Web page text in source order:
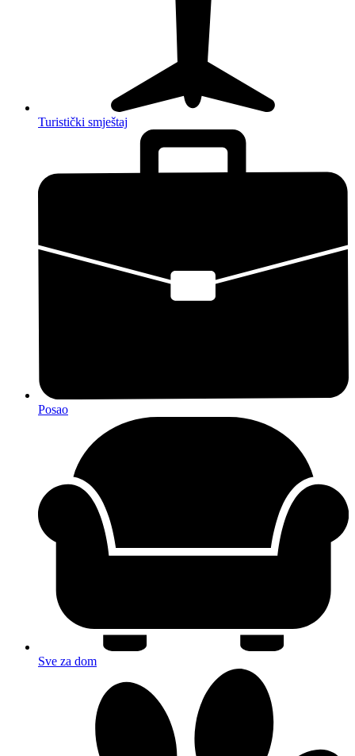
Turistički smještaj
Posao
Sve za dom